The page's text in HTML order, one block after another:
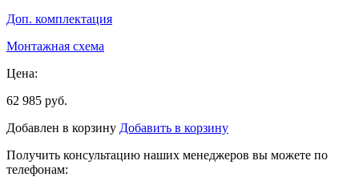
Доп. комплектация
Монтажная схема
Цена:
62 985 руб.
Добавлен в корзину Добавить в корзину
Получить консультацию наших менеджеров вы можете по
телефонам: